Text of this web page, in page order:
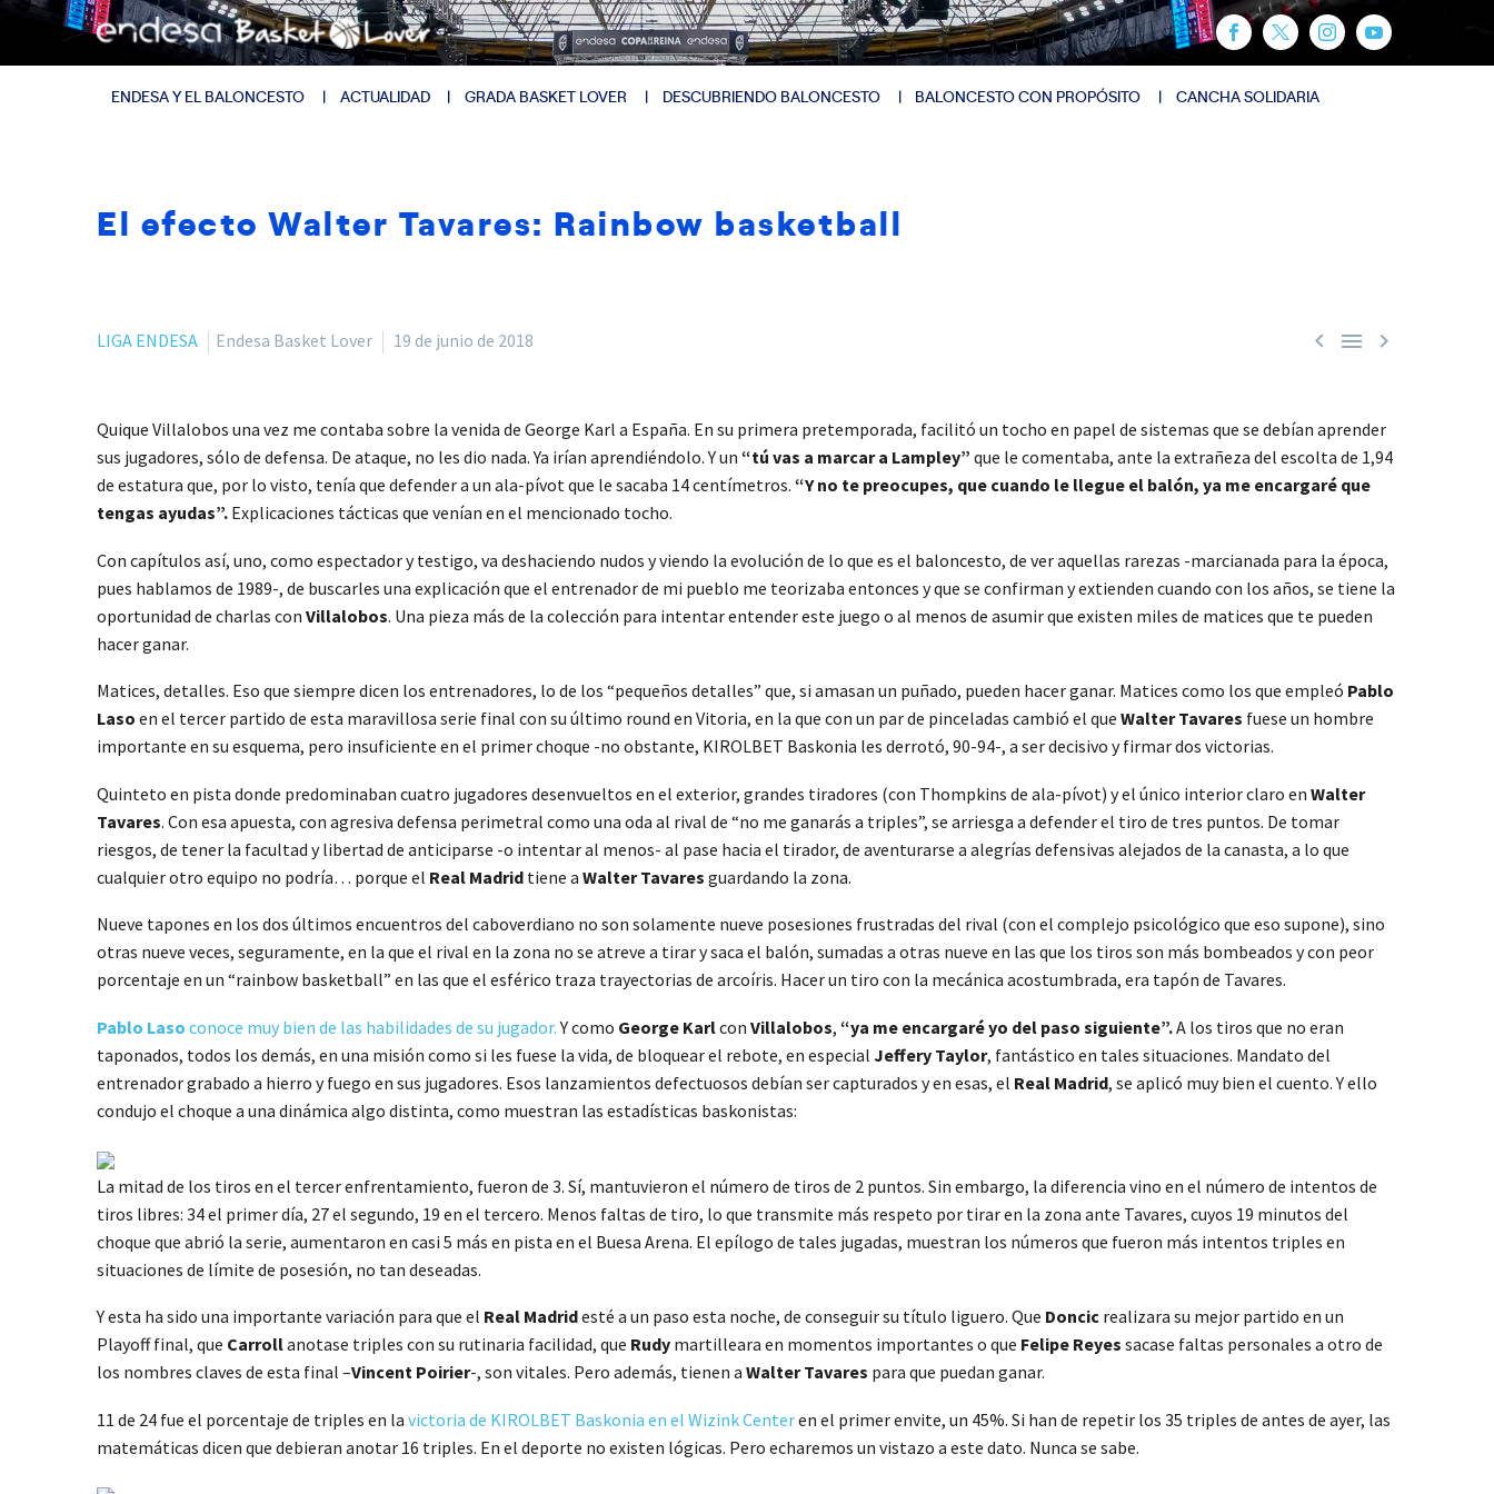
ENDESA Y EL BALONCESTO ACTUALIDAD GRADA BASKET LOVER DESCUBRIENDO BALONCESTO BALONCESTO CON PROPÓSITO CANCHA SOLIDARIA
El efecto Walter Tavares: Rainbow basketball
  
LIGA ENDESA Endesa Basket Lover 19 de junio de 2018
Quique Villalobos una vez me contaba sobre la venida de George Karl a España. En su primera pretemporada, facilitó un tocho en papel de sistemas que se debían aprender
sus jugadores, sólo de defensa. De ataque, no les dio nada. Ya irían aprendiéndolo. Y un “tú vas a marcar a Lampley” que le comentaba, ante la extrañeza del escolta de 1,94
de estatura que, por lo visto, tenía que defender a un ala-pívot que le sacaba 14 centímetros. “Y no te preocupes, que cuando le llegue el balón, ya me encargaré que
tengas ayudas”. Explicaciones tácticas que venían en el mencionado tocho.
Con capítulos así, uno, como espectador y testigo, va deshaciendo nudos y viendo la evolución de lo que es el baloncesto, de ver aquellas rarezas -marcianada para la época,
pues hablamos de 1989-, de buscarles una explicación que el entrenador de mi pueblo me teorizaba entonces y que se confirman y extienden cuando con los años, se tiene la
oportunidad de charlas con Villalobos. Una pieza más de la colección para intentar entender este juego o al menos de asumir que existen miles de matices que te pueden
hacer ganar.
Matices, detalles. Eso que siempre dicen los entrenadores, lo de los “pequeños detalles” que, si amasan un puñado, pueden hacer ganar. Matices como los que empleó Pablo
Laso en el tercer partido de esta maravillosa serie final con su último round en Vitoria, en la que con un par de pinceladas cambió el que Walter Tavares fuese un hombre
importante en su esquema, pero insuficiente en el primer choque -no obstante, KIROLBET Baskonia les derrotó, 90-94-, a ser decisivo y firmar dos victorias.
Quinteto en pista donde predominaban cuatro jugadores desenvueltos en el exterior, grandes tiradores (con Thompkins de ala-pívot) y el único interior claro en Walter
Tavares. Con esa apuesta, con agresiva defensa perimetral como una oda al rival de “no me ganarás a triples”, se arriesga a defender el tiro de tres puntos. De tomar
riesgos, de tener la facultad y libertad de anticiparse -o intentar al menos- al pase hacia el tirador, de aventurarse a alegrías defensivas alejados de la canasta, a lo que
cualquier otro equipo no podría… porque el Real Madrid tiene a Walter Tavares guardando la zona.
Nueve tapones en los dos últimos encuentros del caboverdiano no son solamente nueve posesiones frustradas del rival (con el complejo psicológico que eso supone), sino
otras nueve veces, seguramente, en la que el rival en la zona no se atreve a tirar y saca el balón, sumadas a otras nueve en las que los tiros son más bombeados y con peor
porcentaje en un “rainbow basketball” en las que el esférico traza trayectorias de arcoíris. Hacer un tiro con la mecánica acostumbrada, era tapón de Tavares.
Pablo Laso conoce muy bien de las habilidades de su jugador.Y como George Karlcon Villalobos, “ya me encargaré yo del paso siguiente”.A los tiros que no eran
taponados, todos los demás, en una misión como si les fuese la vida, de bloquear el rebote, en especial Jeffery Taylor, fantástico en tales situaciones. Mandato del
entrenador grabado a hierro y fuego en sus jugadores. Esos lanzamientos defectuosos debían ser capturados y en esas, el Real Madrid, se aplicó muy bien el cuento. Y ello
condujo el choque a una dinámica algo distinta, como muestran las estadísticas baskonistas:
La mitad de los tiros en el tercer enfrentamiento, fueron de 3. Sí, mantuvieron el número de tiros de 2 puntos. Sin embargo, la diferencia vino en el número de intentos de
tiros libres: 34 el primer día, 27 el segundo, 19 en el tercero. Menos faltas de tiro, lo que transmite más respeto por tirar en la zona ante Tavares, cuyos 19 minutos del
choque que abrió la serie, aumentaron en casi 5 más en pista en el Buesa Arena. El epílogo de tales jugadas, muestran los números que fueron más intentos triples en
situaciones de límite de posesión, no tan deseadas.
Y esta ha sido una importante variación para que el Real Madridesté a un paso esta noche, de conseguir su título liguero. Que Doncic realizara su mejor partido en un
Playoff final, que Carrollanotase triples con su rutinaria facilidad, que Rudy martilleara en momentos importantes o que Felipe Reyes sacase faltas personales a otro de
los nombres claves de esta final –Vincent Poirier-, son vitales. Pero además, tienen a Walter Tavares para que puedan ganar.
11 de 24 fue el porcentaje de triples en la victoria de KIROLBET Baskonia en el Wizink Centeren el primer envite, un 45%. Si han de repetir los 35 triples de antes de ayer, las
matemáticas dicen que debieran anotar 16 triples. En el deporte no existen lógicas. Pero echaremos un vistazo a este dato. Nunca se sabe.